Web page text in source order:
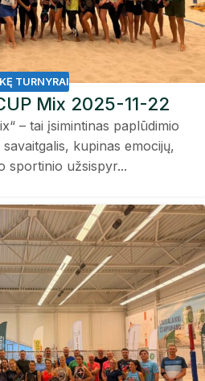
TURNYRAI
Mix 2025-11-22
– tai įsimintinas paplūdimio
kupinas emocijų,
sportinio užsispyr...